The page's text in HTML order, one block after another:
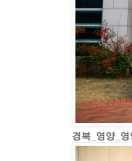
경북_영양_